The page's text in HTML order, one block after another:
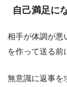
自己満足に
相手が体調が悪
を作って送る前
無意識に返事を